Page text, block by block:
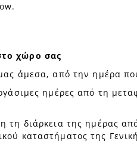
χώρο σας
άμεσα, από την ημέρα
ημέρες από τη
τη διάρκεια της ημέρας
καταστήματος της